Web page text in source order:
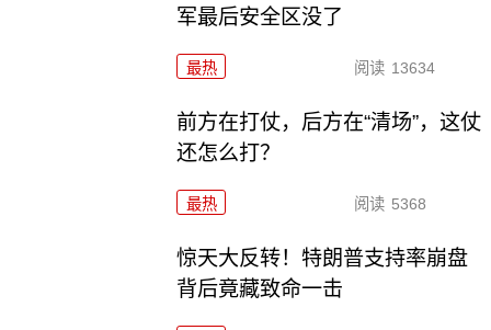
军最后安全区没了
最热 阅读 13634
前方在打仗，后方在“清场”，这仗
还怎么打？
最热 阅读 5368
惊天大反转！特朗普支持率崩盘
背后竟藏致命一击